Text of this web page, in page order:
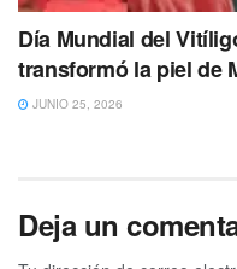
Día Mundial del
transformó la piel de
JUNIO 25, 2026
Deja un